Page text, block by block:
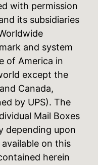
with permission
its subsidiaries
and system
of America in
except the
Canada,
by UPS). The
Mail Boxes
depending upon
on this
herein